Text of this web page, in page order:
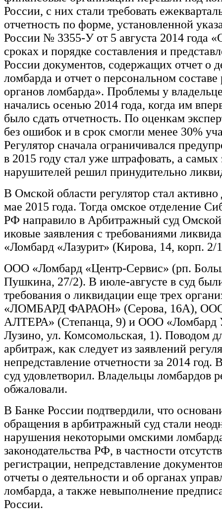
России, с них стали требовать
отчетность по форме, установленной
России № 3355-У от 5 августа 2014 года
сроках и порядке составления и
России документов, содержащих отчет о
ломбарда и отчет о персональном
органов ломбарда». Проблемы у
начались осенью 2014 года, когда им
было сдать отчетность. По оценкам
без ошибок и в срок смогли менее 30%
Регулятор сначала ограничивался
в 2015 году стал уже штрафовать, а самых
нарушителей решил принудительно
В Омской области регулятор стал активно
мае 2015 года. Тогда омское отделение
РФ направило в Арбитражный суд Омской
иковые заявления с требованиями
«Ломбард «Лазурит» (Кирова, 14, корп. 2/
ООО «Ломбард «Центр-Сервис» (рп.
Пушкина, 27/2). В июле-августе в суд
требования о ликвидации еще трех
«ЛОМБАРД ФАРАОН» (Серова, 16А),
АЛТЕРА» (Степанца, 9) и ООО «Ломбард
Лузино, ул. Комсомольская, 1). Поводом
арбитраж, как следует из заявлений
непредставление отчетности за 2014 год.
суд удовлетворил. Владельцы ломбардов
обжаловали.
В Банке России подтвердили, что
обращения в арбитражный суд стали
нарушения некоторыми омскими
законодательства РФ, в частности
регистрации, непредставление
отчеты о деятельности и об органах
ломбарда, а также невыполнение
России.